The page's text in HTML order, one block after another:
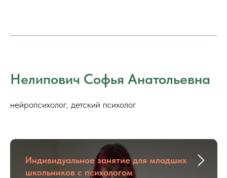
Нелипович Софья Анатольевна
нейропсихолог, детский психолог
Индивидуальное занятие для младших
школьников с психологом